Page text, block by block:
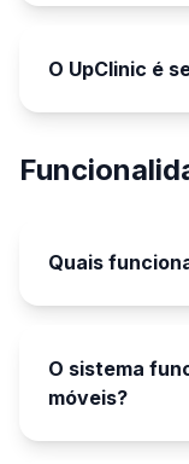
O UpClinic é
Quais
O sistema
móveis?